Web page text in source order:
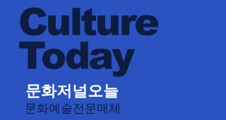
Culture
Today
문화저널오늘
문화예술전문매체